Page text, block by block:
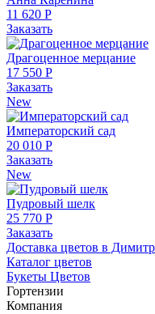
11 620 Р
Заказать
Драгоценное мерцание
17 550 Р
Заказать
New
Императорский сад
20 010 Р
Заказать
New
Пудровый шелк
25 770 Р
Заказать
Доставка цветов в
Каталог цветов
Букеты Цветов
Гортензии
Компания